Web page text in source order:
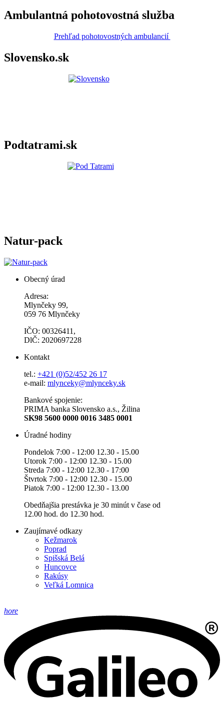
Ambulantná pohotovostná služba
Prehľad pohotovostných ambulancií
Slovensko.sk
Podtatrami.sk
Natur-pack
Obecný úrad
Adresa:
Mlynčeky 99,
059 76 Mlynčeky
IČO: 00326411,
DlČ: 2020697228
Kontakt
tel.: +421 (0)52/452 26 17
e-mail: mlynceky@mlynceky.sk
Bankové spojenie:
PRIMA banka Slovensko a.s., Žilina
SK98 5600 0000 0016 3485 0001
Úradné hodiny
Pondelok 7:00 - 12:00 12.30 - 15.00
Utorok 7:00 - 12:00 12.30 - 15.00
Streda 7:00 - 12:00 12.30 - 17:00
Štvrtok 7:00 - 12:00 12.30 - 15.00
Piatok 7:00 - 12:00 12.30 - 13.00
Obedňajšia prestávka je 30 minút v čase od
12.00 hod. do 12.30 hod.
Zaujímavé odkazy
Kežmarok
Poprad
Spišská Belá
Huncovce
Rakúsy
Veľká Lomnica
hore